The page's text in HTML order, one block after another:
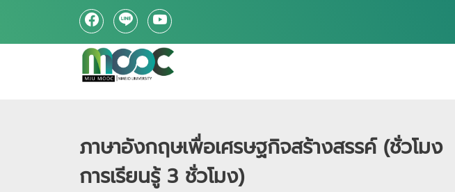
ภาษาอังกฤษเพื่อเศรษฐกิจสร้างสรรค์ (ชั่วโมง
การเรียนรู้ 3 ชั่วโมง)